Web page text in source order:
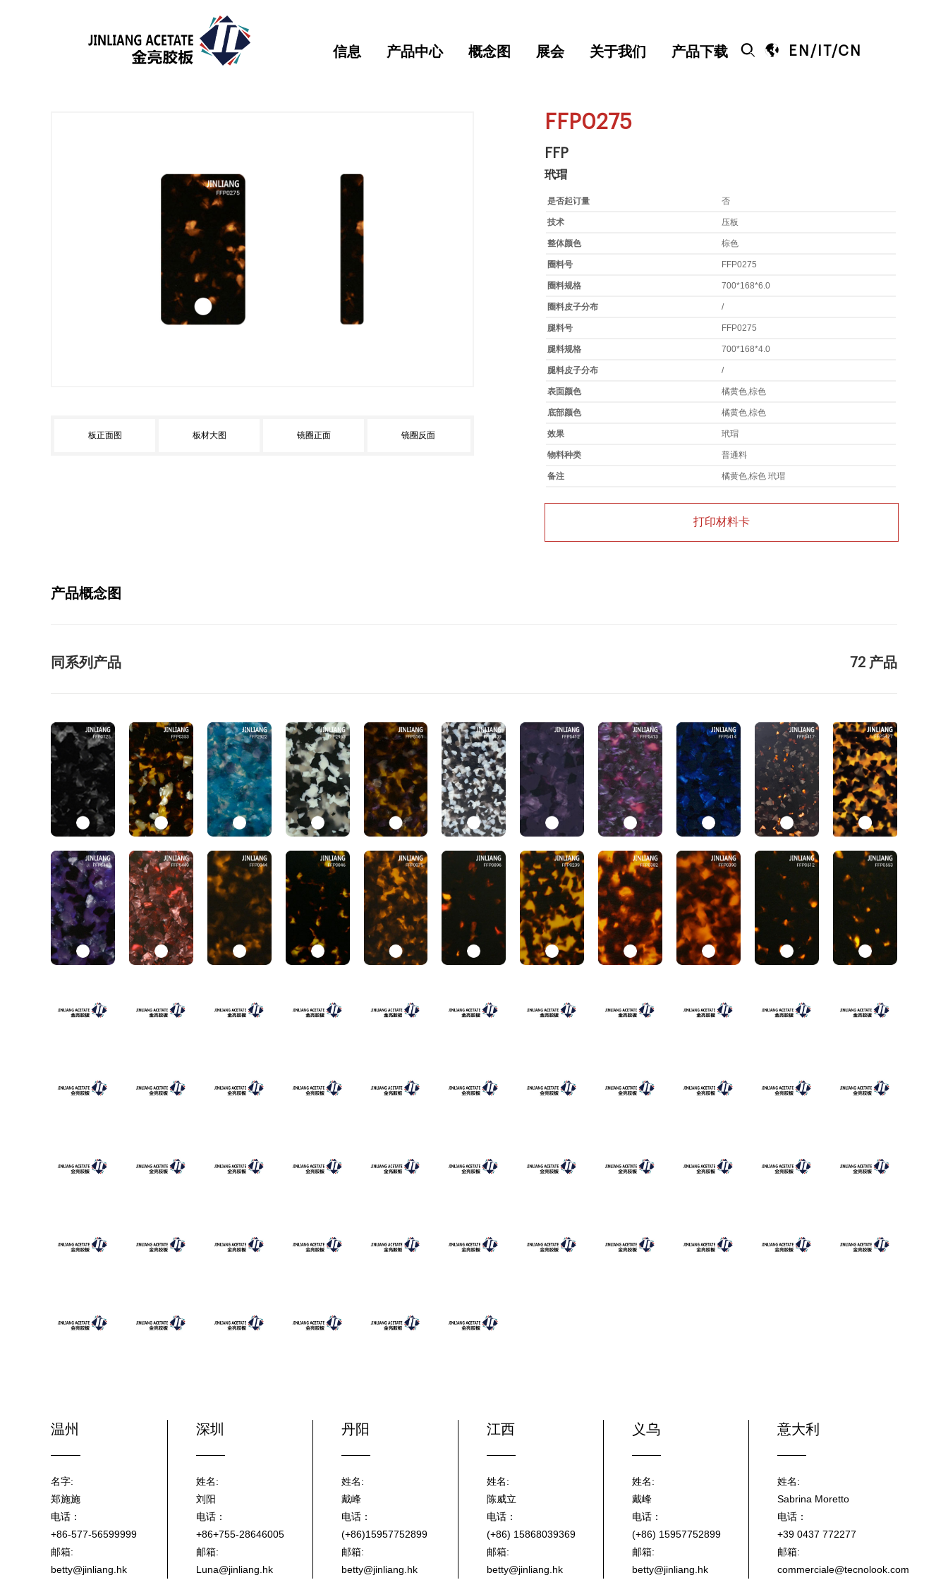
信息 产品中心 概念图 展会 关于我们 产品下载   EN / /CN
板正面图 板材大图 镜圈正面 镜圈反面
FFP0275
FFP
玳瑁
是否起订量 否
技术 压板
整体颜色 棕色
圈料号 FFP0275
圈料规格 700*168*6.0
圈料皮子分布 /
腿料号 FFP0275
腿料规格 700*168*4.0
腿料皮子分布 /
表面颜色 橘黄色,棕色
底部颜色 橘黄色,棕色
效果 玳瑁
物料种类 普通料
备注 橘黄色,棕色 玳瑁
打印材料卡
产品概念图
同系列产品 72 产品
温州
名字:
郑施施
电话：
+86-577-56599999
邮箱:
betty@jinliang.hk
深圳
姓名:
刘阳
电话：
+86+755-28646005
邮箱:
Luna@jinliang.hk
丹阳
姓名:
戴峰
电话：
(+86)15957752899
邮箱:
betty@jinliang.hk
江西
姓名:
陈威立
电话：
(+86) 15868039369
邮箱:
betty@jinliang.hk
义乌
姓名:
戴峰
电话：
(+86) 15957752899
邮箱:
betty@jinliang.hk
意大利
姓名:
Sabrina Moretto
电话：
+39 0437 772277
邮箱:
commerciale@tecnolook.com